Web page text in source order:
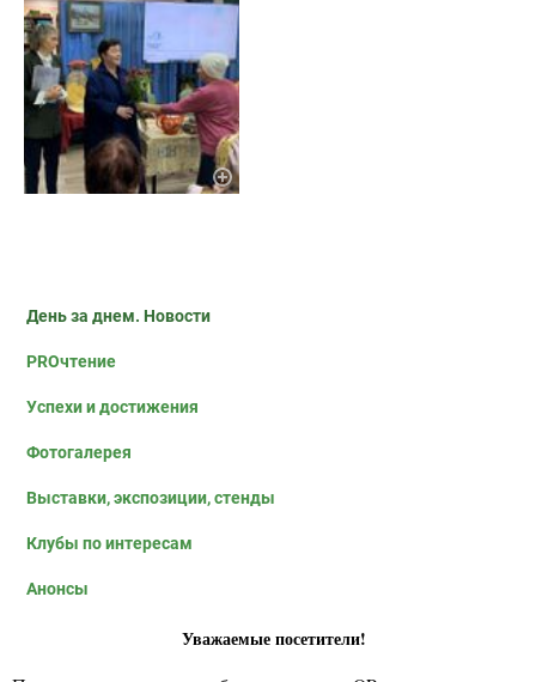
День за днем. Новости
PROчтение
Успехи и достижения
Фотогалерея
Выставки, экспозиции, стенды
Клубы по интересам
Анонсы
Уважаемые посетители!